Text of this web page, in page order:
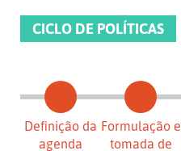
CICLO DE POLÍTICAS
Definição da
agenda
Formulação e
tomada de